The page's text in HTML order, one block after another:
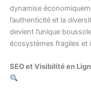
dynamise
l’authenticité et la
devient l’unique
écosystèmes fragiles et
SEO et Visibilité en